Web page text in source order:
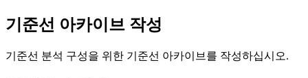
기준선 아카이브 작성
기준선 분석 구성을 위한 기준선 아카이브를 작성하십시오.